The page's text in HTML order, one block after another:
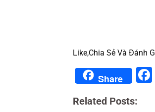
Like,Chia Sẻ Và Đánh
Share
Related Posts: